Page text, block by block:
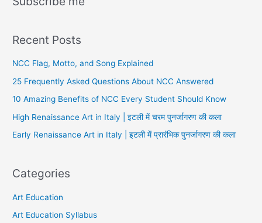
Recent Posts
NCC Flag, Motto, and Song Explained
25 Frequently Asked Questions About NCC Answered
10 Amazing Benefits of NCC Every Student Should Know
High Renaissance Art in Italy | इटली में चरम पुनर्जागरण की कला
Early Renaissance Art in Italy | इटली में प्रारंभिक पुनर्जागरण की कला
Categories
Art Education
Art Education Syllabus